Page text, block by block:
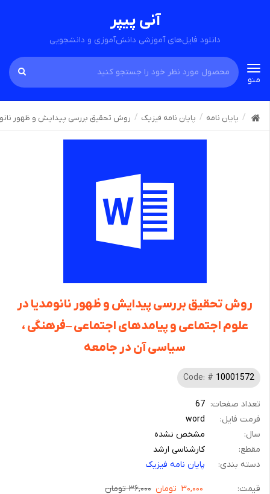
آنی پیپر
دانلود فایل‌های آموزشی دانش‌آموزی و دانشجویی
Toggle
navigation
منو
پایان نامه پایان نامه فیزیک روش تحقیق بررسی پیدایش و ظهور
روش تحقیق بررسی پیدایش و ظهور نانومدیا در
علوم اجتماعی و پیامدهای اجتماعی –فرهنگی ،
سیاسی آن در جامعه
Code: # 10001572
تعداد صفحات: 67
فرمت فایل:
word
سال:
مشخص نشده
مقطع:
کارشناسی ارشد
دسته بندی:
پایان نامه فیزیک
قیمت: ۳۰,۰۰۰ تومان ۳۶,۰۰۰ تومان